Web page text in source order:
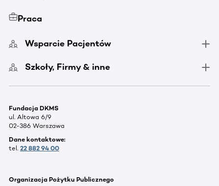
Praca
Wsparcie Pacjentów
Szkoły, Firmy & inne
Fundacja DKMS
ul. Altowa 6/9
02-386 Warszawa
Dane kontaktowe:
tel. 22 882 94 00
Organizacja Pożytku Publicznego